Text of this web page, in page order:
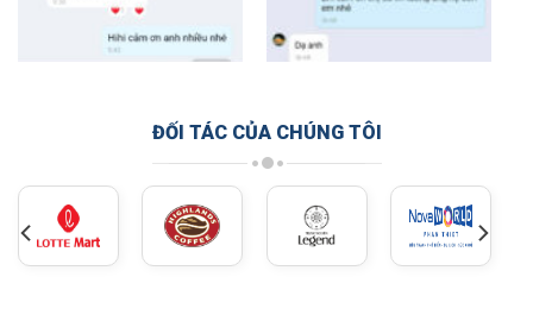
ĐỐI TÁC CỦA CHÚNG TÔI